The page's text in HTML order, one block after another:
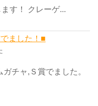
す！ クレーゲ...
ました！■
チャ,Ｓ賞でました。